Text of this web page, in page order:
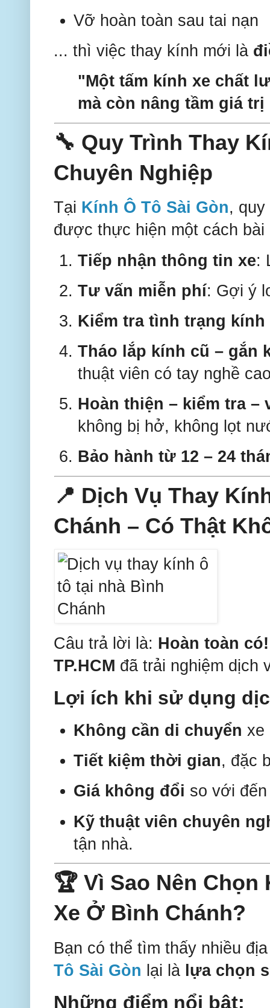
Vỡ hoàn toàn sau tai nạn
... thì việc thay kính mới là
"Một tấm kính xe chất
mà còn nâng tầm giá
🔧 Quy Trình Thay
Chuyên Nghiệp
Tại Kính Ô Tô Sài Gòn,
được thực hiện một cách bài
Tiếp nhận thông tin xe:
Tư vấn miễn phí: Gợi ý
Kiểm tra tình trạng kính
Tháo lắp kính cũ – gắn
thuật viên có tay nghề
Hoàn thiện – kiểm tra –
không bị hở, không lọt
Bảo hành từ 12 – 24
📍 Dịch Vụ Thay
Chánh – Có Thật
Câu trả lời là: Hoàn toàn có!
TP.HCM đã trải nghiệm dịch
Lợi ích khi sử dụng
Không cần di chuyển xe
Tiết kiệm thời gian, đặc
Giá không đổi so với
Kỹ thuật viên chuyên
tận nhà.
🏆 Vì Sao Nên
Xe Ở Bình Chánh?
Bạn có thể tìm thấy nhiều
Tô Sài Gòn lại là lựa chọn
Những điểm nổi bật: